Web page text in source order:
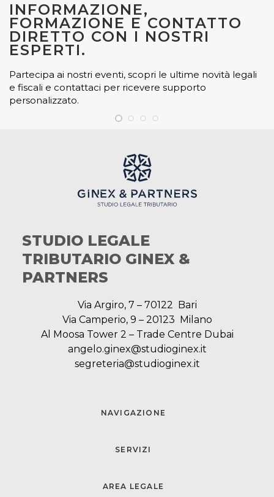
INFORMAZIONE,
FORMAZIONE E CONTATTO
DIRETTO CON I NOSTRI
ESPERTI.
Partecipa ai nostri eventi, scopri le ultime novità legali
e fiscali e contattaci per ricevere supporto
personalizzato.
STUDIO LEGALE
TRIBUTARIO GINEX &
PARTNERS
Via Argiro, 7 – 70122 Bari
Via Camperio, 9 – 20123 Milano
Al Moosa Tower 2 – Trade Centre Dubai
angelo.ginex@studioginex.it
segreteria@studioginex.it
NAVIGAZIONE
SERVIZI
AREA LEGALE